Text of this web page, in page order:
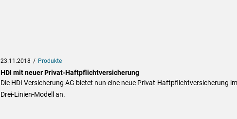
23.11.2018 Produkte
HDI mit neuer Privat-Haftpflichtversicherung
Die HDI Versicherung AG bietet nun eine neue Privat-Haftpflichtversicherung im
Drei-Linien-Modell an.